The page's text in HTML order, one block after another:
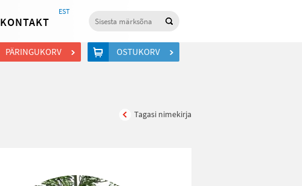
KONTAKT
EST
PÄRINGUKORV OSTUKORV
Tagasi nimekirja